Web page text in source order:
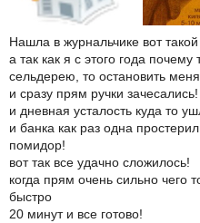
Нашла в журнальчике вот
а так как я с этого года почему
сельдерею, то остановить
и сразу прям ручки зачесались!
и дневная усталость куда то
и банка как раз одна
помидор!
вот так все удачно сложилось!
когда прям очень сильно чего
быстро
20 минут и все готово!